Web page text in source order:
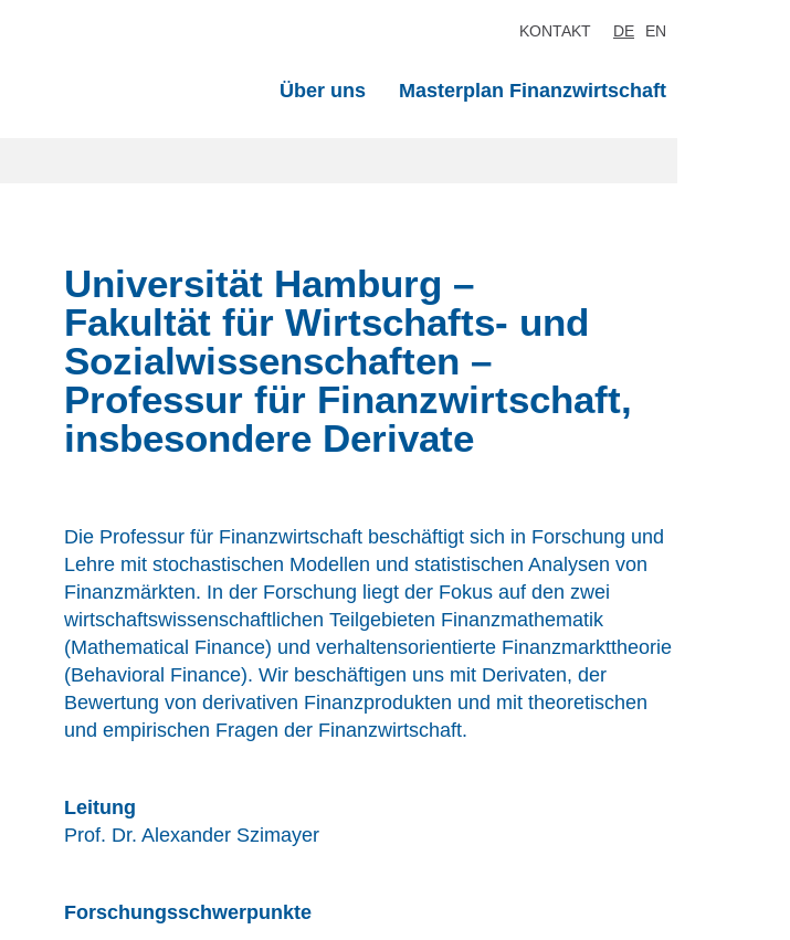
KONTAKT DE EN
Über uns Masterplan Finanzwirtschaft
Universität Hamburg –
Fakultät für Wirtschafts- und
Sozialwissenschaften –
Professur für Finanzwirtschaft,
insbesondere Derivate
Die Professur für Finanzwirtschaft beschäftigt sich in Forschung und
Lehre mit stochastischen Modellen und statistischen Analysen von
Finanzmärkten. In der Forschung liegt der Fokus auf den zwei
wirtschaftswissenschaftlichen Teilgebieten Finanzmathematik
(Mathematical Finance) und verhaltensorientierte Finanzmarkttheorie
(Behavioral Finance). Wir beschäftigen uns mit Derivaten, der
Bewertung von derivativen Finanzprodukten und mit theoretischen
und empirischen Fragen der Finanzwirtschaft.
Leitung
Prof. Dr. Alexander Szimayer
Forschungsschwerpunkte